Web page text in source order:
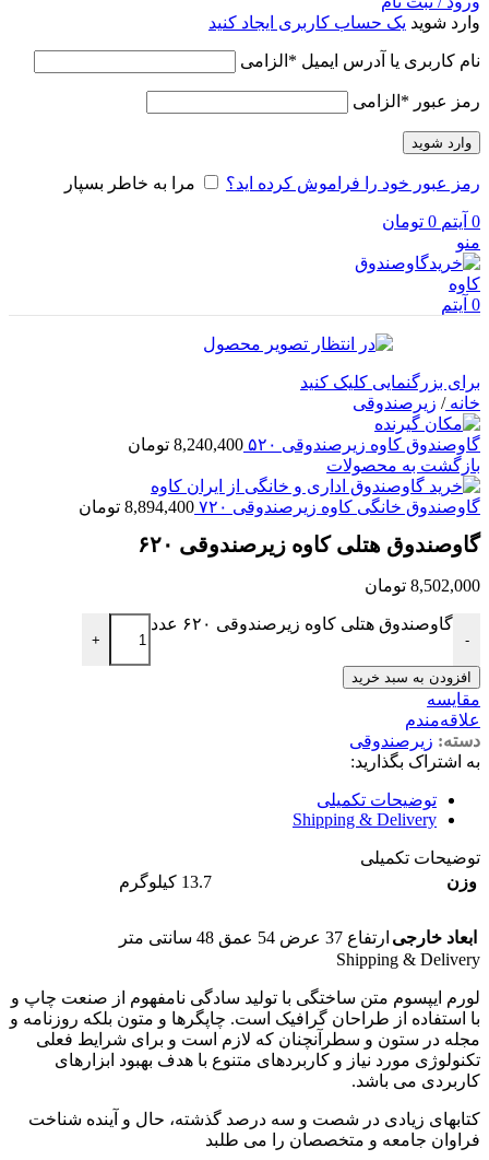
وارد شوید یک حساب کاربری ایجاد کنید
نام کاربری یا آدرس ایمیل * الزامی
رمز عبور * الزامی
وارد شوید
رمز عبور خود را فراموش کرده اید؟ مرا به خاطر بسپار
0 آیتم 0 تومان
منو
0 آیتم
برای بزرگنمایی کلیک کنید
خانه/ زیرصندوقی
گاوصندوق کاوه زیرصندوقی ۵۲۰ 8,240,400 تومان
بازگشت به محصولات
گاوصندوق خانگی کاوه زیرصندوقی ۷۲۰ 8,894,400 تومان
گاوصندوق هتلی کاوه زیرصندوقی ۶۲۰
8,502,000 تومان
-
گاوصندوق هتلی کاوه زیرصندوقی ۶۲۰ عدد
+
افزودن به سبد خرید
مقایسه
علاقه‌مندم
دسته: زیرصندوقی
به اشتراک بگذارید:
توضیحات تکمیلی
Shipping & Delivery
توضیحات تکمیلی
وزن
13.7 کیلوگرم
ابعاد خارجی ارتفاع 37 عرض 54 عمق 48 سانتی متر
Shipping & Delivery
لورم ایپسوم متن ساختگی با تولید سادگی نامفهوم از صنعت چاپ و
با استفاده از طراحان گرافیک است. چاپگرها و متون بلکه روزنامه و
مجله در ستون و سطرآنچنان که لازم است و برای شرایط فعلی
تکنولوژی مورد نیاز و کاربردهای متنوع با هدف بهبود ابزارهای
کاربردی می باشد.
کتابهای زیادی در شصت و سه درصد گذشته، حال و آینده شناخت
فراوان جامعه و متخصصان را می طلبد